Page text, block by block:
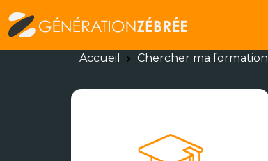
Accueil Chercher ma formation